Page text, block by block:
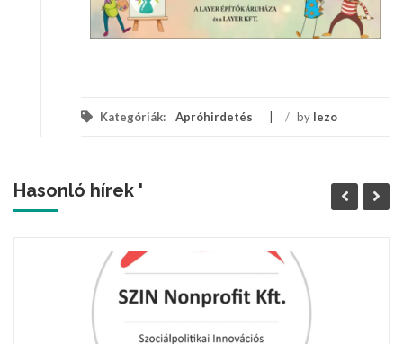
Kategóriák: Apróhirdetés / by lezo
Hasonló hírek '